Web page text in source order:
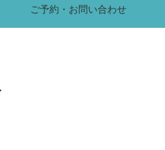
ご予約・お問い合わせ